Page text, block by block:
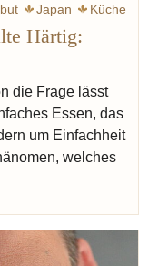
Japan
Küche
Moderne
Härtig:
die Frage lässt
Essen, das
um Einfachheit
welches